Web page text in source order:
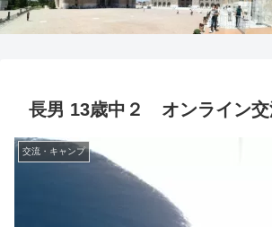
長男 13歳中２ オンライン交
交流・キャンプ